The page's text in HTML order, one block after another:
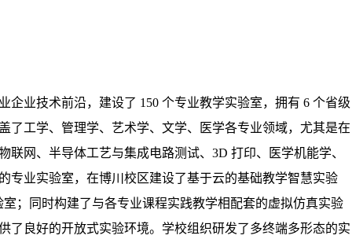
企业技术前沿，建设了 150 个专业教学实验室，拥有 6 个省级
了工学、管理学、艺术学、文学、医学各专业领域，尤其是在
联网、半导体工艺与集成电路测试、 3D 打印、医学机能学、
专业实验室，在博川校区建设了基于云的基础教学智慧实验
；同时构建了与各专业课程实践教学相配套的虚拟仿真实验
了良好的开放式实验环境。学校组织研发了多终端多形态的实